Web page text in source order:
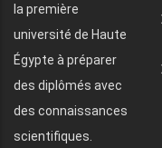
la première
université de Haute
Égypte à préparer
des diplômés avec
des connaissances
scientifiques.